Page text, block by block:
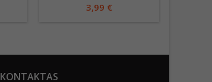
3,99 €
KONTAKTAS